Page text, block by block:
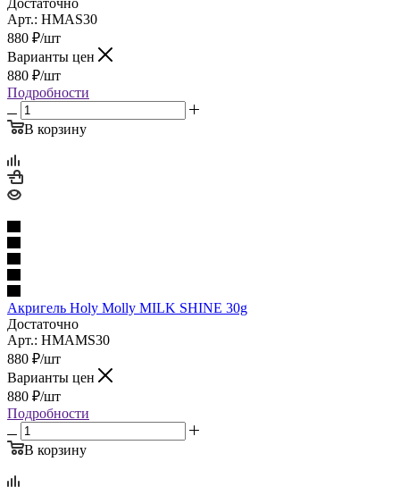
Арт.: HMAS30
880 ₽/шт
Варианты цен
880 ₽/шт
Подробности
В корзину
Акригель Holy Molly MILK SHINE 30g
Достаточно
Арт.: HMAMS30
880 ₽/шт
Варианты цен
880 ₽/шт
Подробности
В корзину